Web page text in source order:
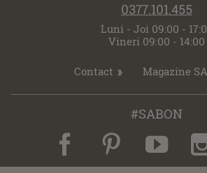
0377.101.455
Luni - Joi 09:00 -
Vineri 09:00 - 14:00
Contact Magazine
#SABON